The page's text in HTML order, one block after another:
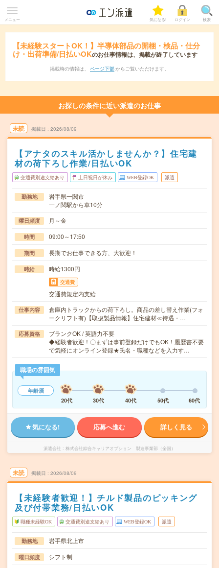
メニュー 気になる! ログイン 検索
【未経験スタートOK！】半導体部品の開梱・検品・仕分
け・出荷準備/日払いOKのお仕事情報は、掲載が終了しています
掲載時の情報は、 ページ下部 からご覧いただけます。
お探しの条件に近い派遣のお仕事
未読 掲載日 2026/08/09
【アナタのスキル活かしませんか？】住宅建
材の荷下ろし作業/日払いOK
交通費別途支給あり 土日祝日が休み WEB登録OK 派遣
勤務地
岩手県一関市
一ノ関駅から車10分
曜日頻度 月～金
時間 09:00～17:50
期間 長期でお仕事できる方、大歓迎！
時給 時給1300円
交通費
交通費規定内支給
仕事内容
倉庫内トラックからの荷下ろし。商品の差し替え作業(フォ
ークリフト有)【取扱製品情報】住宅建材≪待遇・…
応募資格
ブランクOK / 英語力不要
◆経験者歓迎！〇まずは事前登録だけでもOK！履歴書不要
で気軽にオンライン登録★氏名・職種などを入力す…
職場の雰囲気
年齢層
20代
30代 40代 50代 60代
気になる! 応募へ進む 詳しく見る
派遣会社 株式会社綜合キャリアオプション 製造事業部（全国）
未読 掲載日 2026/08/09
【未経験者歓迎！】チルド製品のピッキング
及び付帯業務/日払いOK
職種未経験OK 交通費別途支給あり WEB登録OK 派遣
勤務地 岩手県北上市
曜日頻度 シフト制